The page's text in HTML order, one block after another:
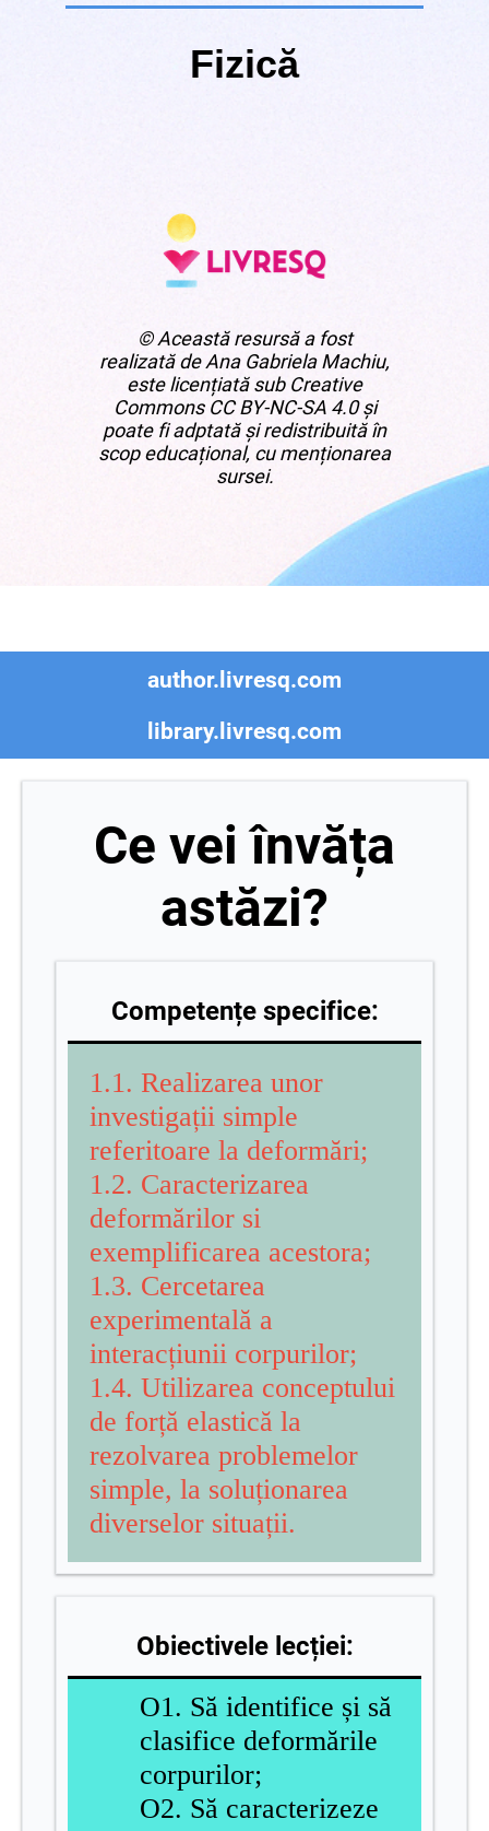
Fizică
© Această resursă a fost
realizată de Ana Gabriela Machiu,
este licențiată sub Creative
Commons CC BY-NC-SA 4.0 și
poate fi adptată și redistribuită în
scop educațional, cu menționarea
sursei.
author.livresq.com
library.livresq.com
Ce vei învăța
astăzi?
Competențe specifice:
1.1. Realizarea unor
investigații simple
referitoare la deformări;
1.2. Caracterizarea
deformărilor si
exemplificarea acestora;
1.3. Cercetarea
experimentală a
interacțiunii corpurilor;
1.4. Utilizarea conceptului
de forță elastică la
rezolvarea problemelor
simple, la soluționarea
diverselor situații.
Obiectivele lecției:
O1. Să identifice și să
clasifice deformările
corpurilor;
O2. Să caracterizeze